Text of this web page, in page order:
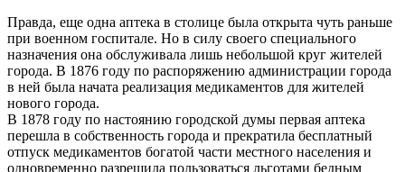
Правда, еще одна аптека в столице была открыта чуть раньше
при военном госпитале. Но в силу своего специального
назначения она обслуживала лишь небольшой круг жителей
города. В 1876 году по распоряжению администрации города
в ней была начата реализация медикаментов для жителей
нового города.
В 1878 году по настоянию городской думы первая аптека
перешла в собственность города и прекратила бесплатный
отпуск медикаментов богатой части местного населения и
одновременно разрешила пользоваться льготами бедным